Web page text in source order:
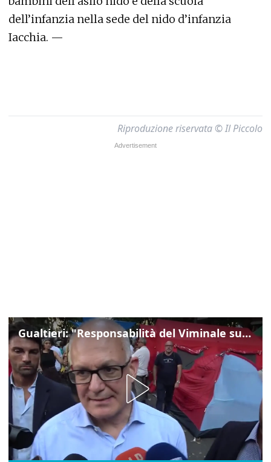
dell’infanzia nella sede del nido d’infanzia
Iacchia. —
Riproduzione riservata © Il Piccolo
Gualtieri: "Responsabilità del Viminale su Spin Time? La posizione dei partiti è nota"